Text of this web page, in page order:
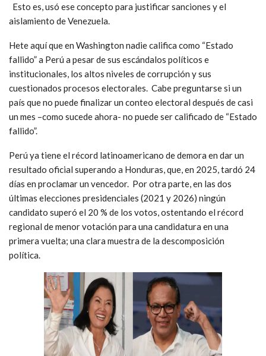
Esto es, usó ese concepto para justificar sanciones y el
aislamiento de Venezuela.
Hete aquí que en Washington nadie califica como “Estado
fallido” a Perú a pesar de sus escándalos políticos e
institucionales, los altos niveles de corrupción y sus
cuestionados procesos electorales. Cabe preguntarse si un
país que no puede finalizar un conteo electoral después de casi
un mes –como sucede ahora- no puede ser calificado de “Estado
fallido”.
Perú ya tiene el récord latinoamericano de demora en dar un
resultado oficial superando a Honduras, que, en 2025, tardó 24
días en proclamar un vencedor. Por otra parte, en las dos
últimas elecciones presidenciales (2021 y 2026) ningún
candidato superó el 20 % de los votos, ostentando el récord
regional de menor votación para una candidatura en una
primera vuelta; una clara muestra de la descomposición
política.